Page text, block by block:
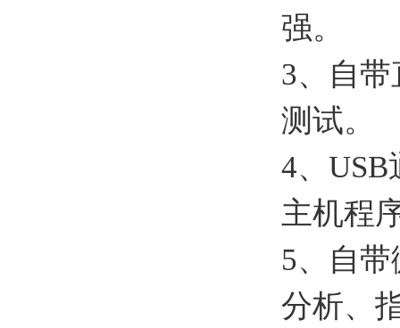
强。
3、自
测试。
4、
主机程
5、自
分析、